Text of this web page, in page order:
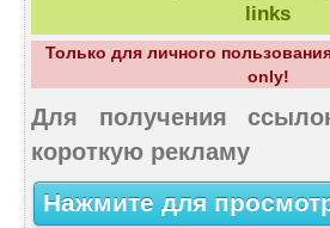
links
Только для личного
only!
Для получения
короткую рекламу
Нажмите для